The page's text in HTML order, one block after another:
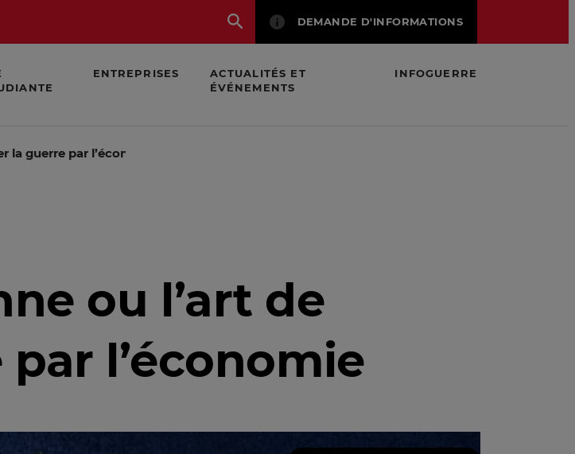
DEMANDE D'INFORMATIONS
ENTREPRISES
ACTUALITÉS ET
ÉVÉNEMENTS
INFOGUERRE
la guerre par l’économie
ou l’art de
l’économie